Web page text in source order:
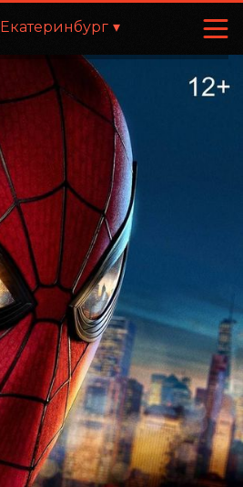
Екатеринбург